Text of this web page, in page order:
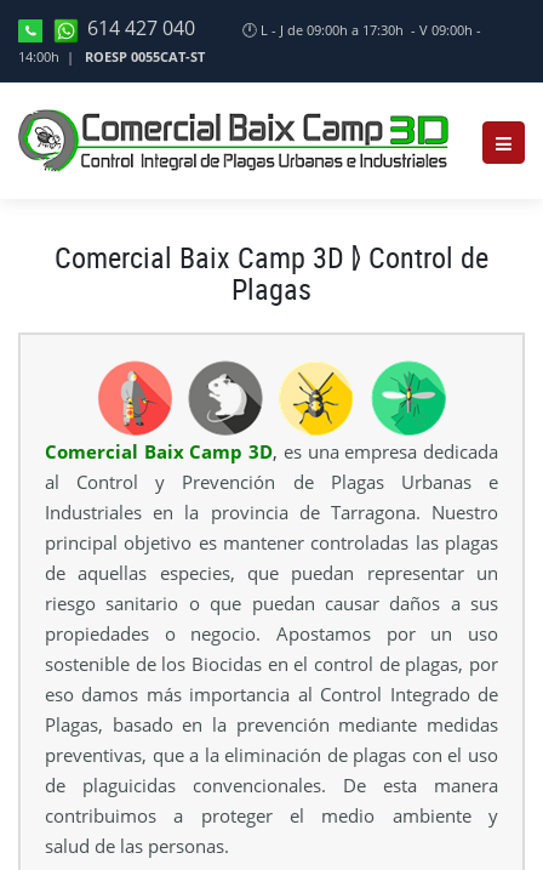
614 427 040 🕛 L - J de 09:00h a 17:30h - V 09:00h -
14:00h | ROESP 0055CAT-ST
Comercial Baix Camp 3D ⦊ Control de
Plagas
Comercial Baix Camp 3D, es una empresa dedicada
al Control y Prevención de Plagas Urbanas e
Industriales en la provincia de Tarragona. Nuestro
principal objetivo es mantener controladas las plagas
de aquellas especies, que puedan representar un
riesgo sanitario o que puedan causar daños a sus
propiedades o negocio. Apostamos por un uso
sostenible de los Biocidas en el control de plagas, por
eso damos más importancia al Control Integrado de
Plagas, basado en la prevención mediante medidas
preventivas, que a la eliminación de plagas con el uso
de plaguicidas convencionales. De esta manera
contribuimos a proteger el medio ambiente y
salud de las personas.